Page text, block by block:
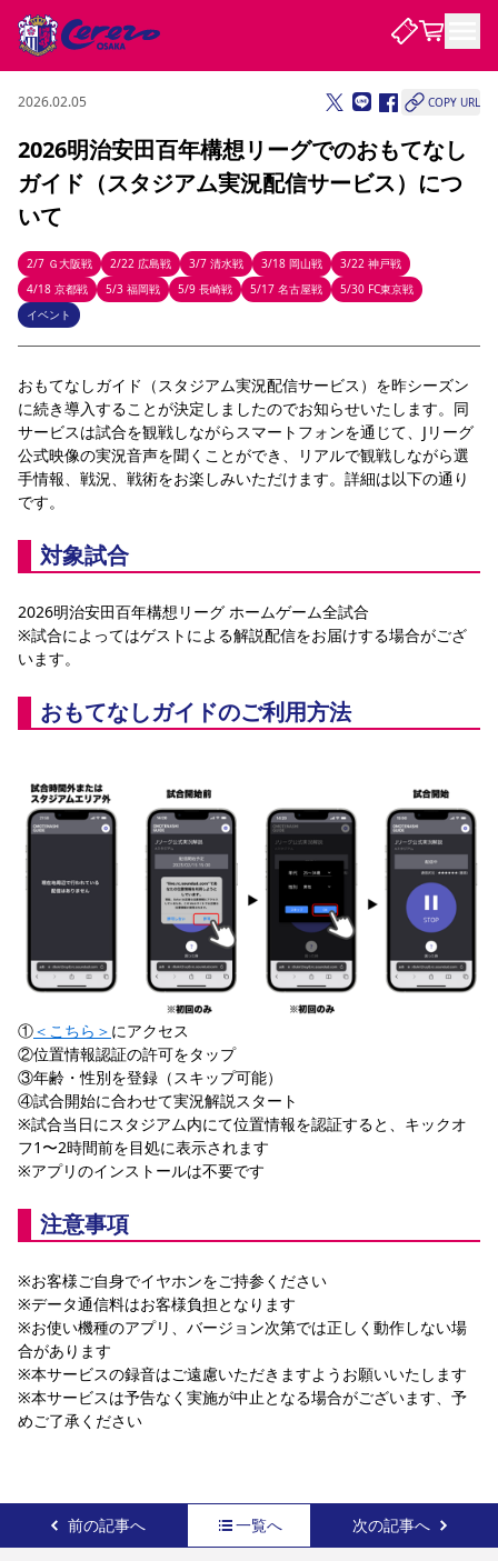
試合・チーム
試合について
試合日程 / 結果
チームについて
選手・スタッフ スケジュール メディア情報 アクセス レディース
アカデミー
観戦する
チケット
チケット情報 販売スケジュール 価格・席種 購入方法
シーズンシート
観戦ガイド
初めて観戦ガイド キッズ向けサービス グルメ マッチデープログラム
観戦マナー&ルール ビジターサポーター観戦ガイド 公式アプリ
スタジアム
YANMAR HANASAKA STADIUM
DAZNで観戦
アウェイツアー
よくある質問
クラブを知る
クラブ紹介 沿革 シーズン記録 求人情報
サポートする
パートナー企業募集中 セレッソ大阪VISAカード
サポートスタッフ
セレッソアイデアちょうだいな
応援商店街
Lise（ライセンスビジネス）
サステナビリティポリシー SDGsのゴール インパクトレポート
スポーツクラブ
スポーツクラブ
関連団体/施設
セレッソ大阪アカデミー 子供のサッカースクール
大人のサッカースクール その他スポーツクラブ
ファンクラブ
ファンクラブ
SAKURA SOCIO SAKURA POINT Program 招待券引換方法
先行入場
まいセレチケット
会員規定 婚姻届・出生届・命名書
ニュース
ニュース
ホームタウン
レディース
アカデミー
2026.02.05 COPY URL
2026明治安田百年構想リーグでのおもてなし
ガイド（スタジアム実況配信サービス）につ
いて
2/7 Ｇ大阪戦 2/22 広島戦 3/7 清水戦 3/18 岡山戦
3/22 神戸戦
4/18 京都戦
5/3 福岡戦 5/9 長崎戦 5/17 名古屋戦
5/30 FC東京戦
イベント
おもてなしガイド（スタジアム実況配信サービス）を昨シーズン
に続き導入することが決定しましたのでお知らせいたします。同
サービスは試合を観戦しながらスマートフォンを通じて、Jリーグ
公式映像の実況音声を聞くことができ、リアルで観戦しながら選
手情報、戦況、戦術をお楽しみいただけます。詳細は以下の通り
対象試合
2026明治安田百年構想リーグ ホームゲーム全試合
※試合によってはゲストによる解説配信をお届けする場合がござ
います。
おもてなしガイドのご利用方法
①＜こちら＞ にアクセス
②位置情報認証の許可をタップ
③年齢・性別を登録（スキップ可能）
④試合開始に合わせて実況解説スタート
※試合当日にスタジアム内にて位置情報を認証すると、キックオ
フ1〜2時間前を目処に表示されます
※アプリのインストールは不要です
注意事項
※お客様ご自身でイヤホンをご持参ください
※データ通信料はお客様負担となります
※お使い機種のアプリ、バージョン次第では正しく動作しない場
合があります
※本サービスの録音はご遠慮いただきますようお願いいたします
※本サービスは予告なく実施が中止となる場合がございます、予
めご了承ください
前の記事へ 一覧へ 次の記事へ